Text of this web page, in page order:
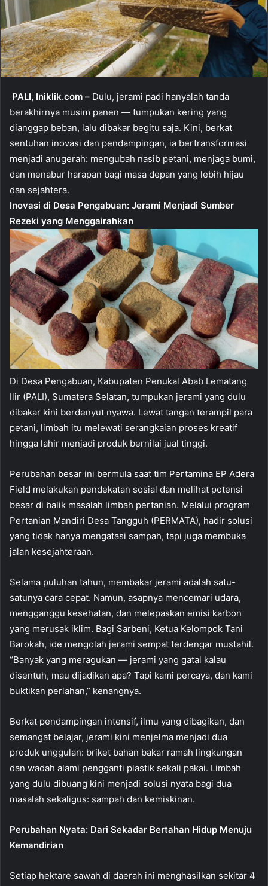
PALI, Iniklik.com – Dulu, jerami padi hanyalah tanda
berakhirnya musim panen — tumpukan kering yang
dianggap beban, lalu dibakar begitu saja. Kini, berkat
sentuhan inovasi dan pendampingan, ia bertransformasi
menjadi anugerah: mengubah nasib petani, menjaga bumi,
dan menabur harapan bagi masa depan yang lebih hijau
dan sejahtera.
Inovasi di Desa Pengabuan: Jerami Menjadi Sumber
Rezeki yang Menggairahkan
Di Desa Pengabuan, Kabupaten Penukal Abab Lematang
Ilir (PALI), Sumatera Selatan, tumpukan jerami yang dulu
dibakar kini berdenyut nyawa. Lewat tangan terampil para
petani, limbah itu melewati serangkaian proses kreatif
hingga lahir menjadi produk bernilai jual tinggi.
Perubahan besar ini bermula saat tim Pertamina EP Adera
Field melakukan pendekatan sosial dan melihat potensi
besar di balik masalah limbah pertanian. Melalui program
Pertanian Mandiri Desa Tangguh (PERMATA), hadir solusi
yang tidak hanya mengatasi sampah, tapi juga membuka
jalan kesejahteraan.
Selama puluhan tahun, membakar jerami adalah satu-
satunya cara cepat. Namun, asapnya mencemari udara,
mengganggu kesehatan, dan melepaskan emisi karbon
yang merusak iklim. Bagi Sarbeni, Ketua Kelompok Tani
Barokah, ide mengolah jerami sempat terdengar mustahil.
“Banyak yang meragukan — jerami yang gatal kalau
disentuh, mau dijadikan apa? Tapi kami percaya, dan kami
buktikan perlahan,” kenangnya.
Berkat pendampingan intensif, ilmu yang dibagikan, dan
semangat belajar, jerami kini menjelma menjadi dua
produk unggulan: briket bahan bakar ramah lingkungan
dan wadah alami pengganti plastik sekali pakai. Limbah
yang dulu dibuang kini menjadi solusi nyata bagi dua
masalah sekaligus: sampah dan kemiskinan.
Perubahan Nyata: Dari Sekadar Bertahan Hidup Menuju
Kemandirian
Setiap hektare sawah di daerah ini menghasilkan sekitar 4